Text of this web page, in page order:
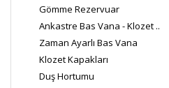
Gömme Rezervuar
Ankastre Bas Vana - Klozet ..
Zaman Ayarlı Bas Vana
Klozet Kapakları
Duş Hortumu